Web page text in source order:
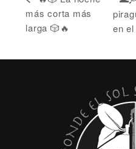
más corta más
larga 🎲🔥
en